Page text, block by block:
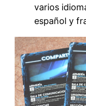
varios
español y